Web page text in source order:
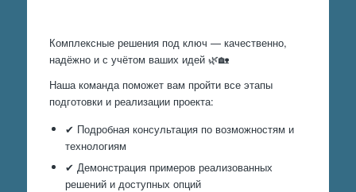
Комплексные решения под ключ — качественно,
надёжно и с учётом ваших идей 🌿🏡
Наша команда поможет вам пройти все этапы
подготовки и реализации проекта:
✔ Подробная консультация по возможностям и
технологиям
✔ Демонстрация примеров реализованных
решений и доступных опций